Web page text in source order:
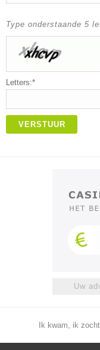
Type onderstaande 5
Letters:*
VERSTUUR
Uw
Ik kwam, ik